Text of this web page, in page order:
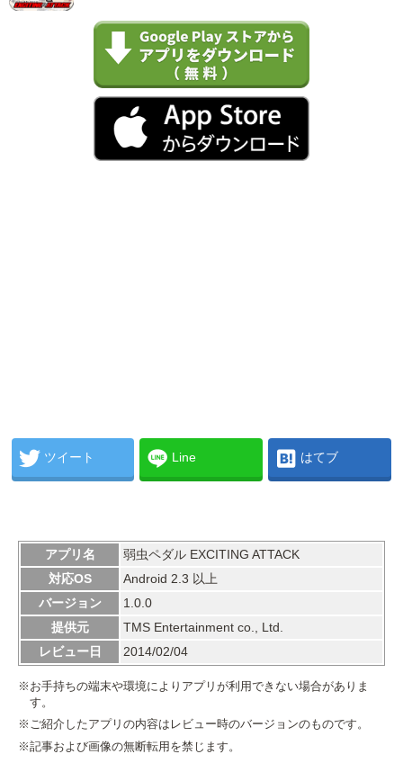
ツイート Line はてブ
アプリ名
弱虫ペダル EXCITING ATTACK
対応OS
Android 2.3 以上
バージョン
1.0.0
提供元
TMS Entertainment co., Ltd.
レビュー日
2014/02/04
※お手持ちの端末や環境によりアプリが利用できない場合がありま
す。
※ご紹介したアプリの内容はレビュー時のバージョンのものです。
※記事および画像の無断転用を禁じます。